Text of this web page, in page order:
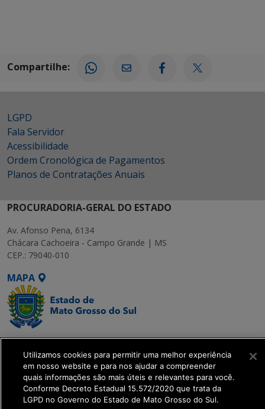
Compartilhe:
LGPD
Fala Servidor
Acessibilidade
Ordem Cronológica de Pagamentos
Planos de Contratações Anuais
PROCURADORIA-GERAL DO ESTADO
Av. Afonso Pena, 6134
Chácara Cachoeira - Campo Grande | MS
CEP.: 79040-010
MAPA
SETDIG | Secretaria-
Executiva de
Transformação Digital
get_footer();
Utilizamos cookies para permitir uma melhor experiência
em nosso website e para nos ajudar a compreender
quais informações são mais úteis e relevantes para você.
Conforme Decreto Estadual 15.572/2020 que trata da
LGPD no Governo do Estado de Mato Grosso do Sul.